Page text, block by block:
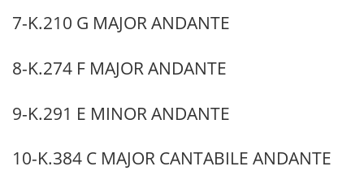
7-K.210 G MAJOR ANDANTE
8-K.274 F MAJOR ANDANTE
9-K.291 E MINOR ANDANTE
10-K.384 C MAJOR CANTABILE ANDANTE